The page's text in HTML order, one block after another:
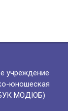
учреждение
юношеская
МОДЮБ)